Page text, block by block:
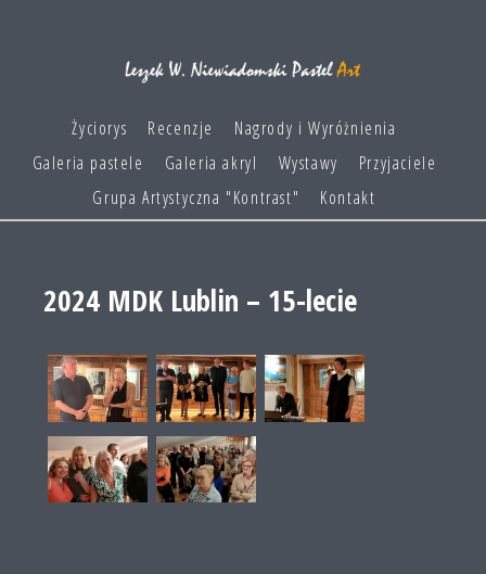
Życiorys Recenzje
Nagrody i Wyróżnienia
Galeria pastele
Galeria akryl Wystawy
Przyjaciele
Grupa Artystyczna "Kontrast"
Kontakt
2024 MDK Lublin – 15-lecie